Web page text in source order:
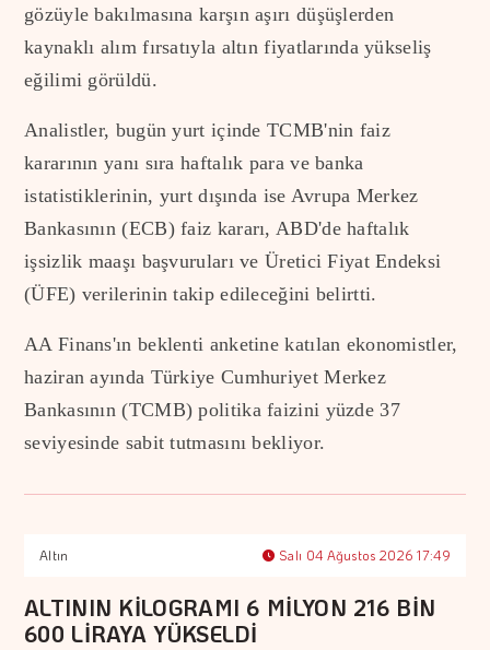
gözüyle bakılmasına karşın aşırı düşüşlerden
kaynaklı alım fırsatıyla altın fiyatlarında yükseliş
eğilimi görüldü.
Analistler, bugün yurt içinde TCMB'nin faiz
kararının yanı sıra haftalık para ve banka
istatistiklerinin, yurt dışında ise Avrupa Merkez
Bankasının (ECB) faiz kararı, ABD'de haftalık
işsizlik maaşı başvuruları ve Üretici Fiyat Endeksi
(ÜFE) verilerinin takip edileceğini belirtti.
AA Finans'ın beklenti anketine katılan ekonomistler,
haziran ayında Türkiye Cumhuriyet Merkez
Bankasının (TCMB) politika faizini yüzde 37
seviyesinde sabit tutmasını bekliyor.
Altın Salı 04 Ağustos 2026 17:49
ALTININ KİLOGRAMI 6 MİLYON 216 BİN
600 LİRAYA YÜKSELDİ